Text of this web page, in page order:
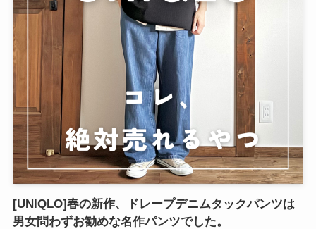
[UNIQLO]春の新作、ドレープデニムタックパンツは
男女問わずお勧めな名作パンツでした。